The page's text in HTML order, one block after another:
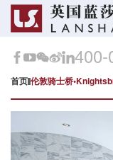
首页 伦敦骑士桥